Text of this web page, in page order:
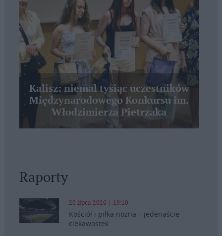
Kalisz: niemal tysiąc uczestników
Międzynarodowego Konkursu im.
Włodzimierza Pietrzaka
Raporty
20 lipca 2026 | 19:10
Kościół i piłka nożna – jedenaście
ciekawostek